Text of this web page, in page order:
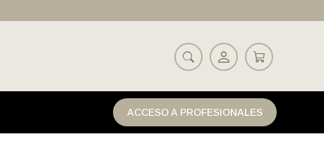
ACCESO A PROFESIONALES